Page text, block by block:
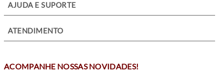
AJUDA E SUPORTE
ATENDIMENTO
ACOMPANHE NOSSAS NOVIDADES!